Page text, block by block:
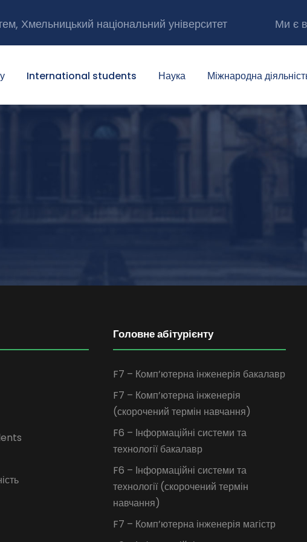
Хмельницький національний університет Ми є в
International students Наука Міжнародна
Головне абітурієнту
F7 – Комп’ютерна інженерія бакалавр
F7 – Комп’ютерна інженерія
(скорочений термін навчання)
F6 – Інформаційні системи та
технології бакалавр
F6 – Інформаційні системи та
технології (скорочений термін
навчання)
F7 – Комп’ютерна інженерія магістр